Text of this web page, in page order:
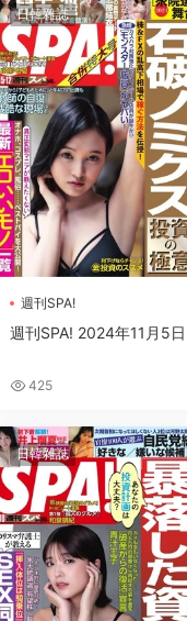
日韓雜誌
週刊SPA!
週刊SPA! 2024年11月5日
425
日韓雜誌